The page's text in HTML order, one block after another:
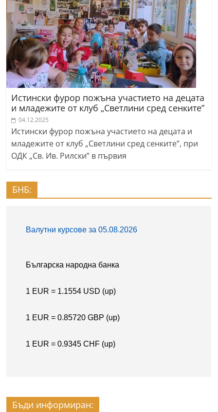
Истински фурор пожъна участието на децата
и младежите от клуб „Светлини сред сенките”
04.12.2025
Истински фурор пожъна участието на децата и
младежите от клуб „Светлини сред сенките”, при
ОДК „Св. Ив. Рилски” в първия
БНБ:
Бъди информиран: